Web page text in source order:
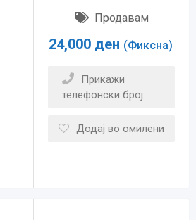
Продавам
24,000 ден (Фиксна)
Прикажи
телефонски број
Додај во омилени